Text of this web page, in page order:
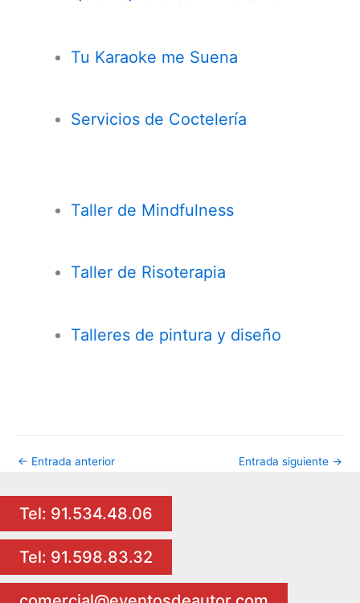
Tu Karaoke me Suena
Servicios de Coctelería
Taller de Mindfulness
Taller de Risoterapia
Talleres de pintura y diseño
← Entrada anterior Entrada siguiente →
Tel: 91.534.48.06
Tel: 91.598.83.32